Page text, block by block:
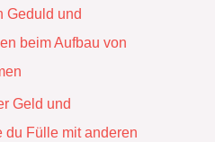
Geduld und
beim Aufbau von
Geld und
du Fülle mit anderen